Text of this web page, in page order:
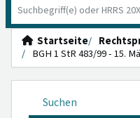
Startseite
BGH 1 StR 483/99 - 15.
Suchen